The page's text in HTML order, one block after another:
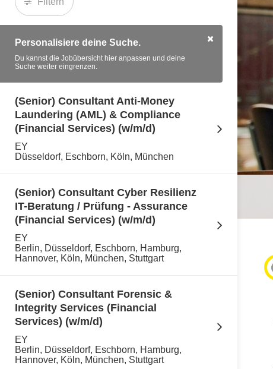
Personalisiere deine Suche.
Du kannst die Jobübersicht hier anpassen und deine
Suche weiter eingrenzen.
(Senior) Consultant Anti-Money
Laundering (AML) & Compliance
(Financial Services) (w/m/d)
EY
Düsseldorf, Eschborn, Köln, München
(Senior) Consultant Cyber Resilienz
IT-Beratung / Prüfung - Assurance
(Financial Services) (w/m/d)
EY
Berlin, Düsseldorf, Eschborn, Hamburg,
Hannover, Köln, München, Stuttgart
(Senior) Consultant Forensic &
Integrity Services (Financial
Services) (w/m/d)
EY
Berlin, Düsseldorf, Eschborn, Hamburg,
Hannover, Köln, München, Stuttgart